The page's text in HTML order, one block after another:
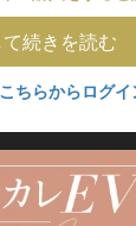
続きを読む
こちらからログイ